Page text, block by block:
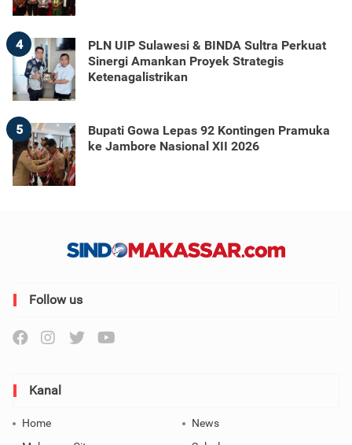
4
PLN UIP Sulawesi & BINDA Sultra Perkuat
Sinergi Amankan Proyek Strategis
Ketenagalistrikan
5
Bupati Gowa Lepas 92 Kontingen Pramuka
ke Jambore Nasional XII 2026
Follow us
Kanal
Home
News